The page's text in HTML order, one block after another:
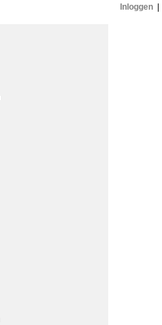
Inloggen